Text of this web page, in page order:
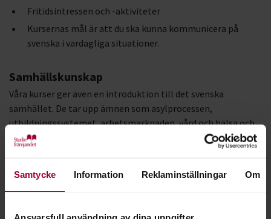
Samtycke Information Reklaminställningar Om
Fritidsintressen och -aktiviteter
Kursernas mål är att du ska kunna kommunicera på
svenska i vardagliga situationer.
Samhällskunskap
Våra kurser ger även en introduktion till det svenska
samhället. De tar upp ämnen som asylprocessen,
utbildningssystemet, arbetsmarknaden, vård och hälsa och
information om olika myndigheter. Du som deltagare kan
också ställa frågor och föreslå ämnen som kursen ska ta upp.
Våra kurser
hålls bland annat på plattformen på Zoom. Du får en länk